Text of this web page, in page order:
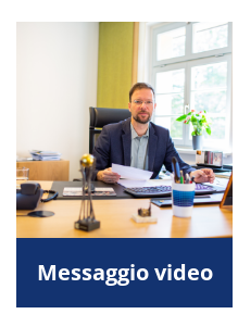
Messaggio video